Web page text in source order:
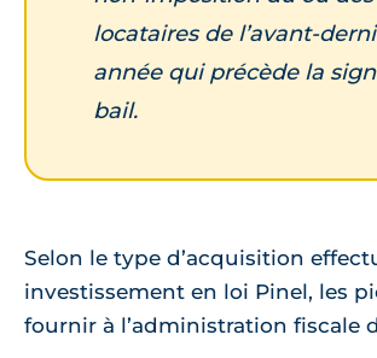
locataires de l’avant-
année qui précède la
bail.
Selon le type d’acquisition
investissement en loi Pinel, les
fournir à l’administration fiscale